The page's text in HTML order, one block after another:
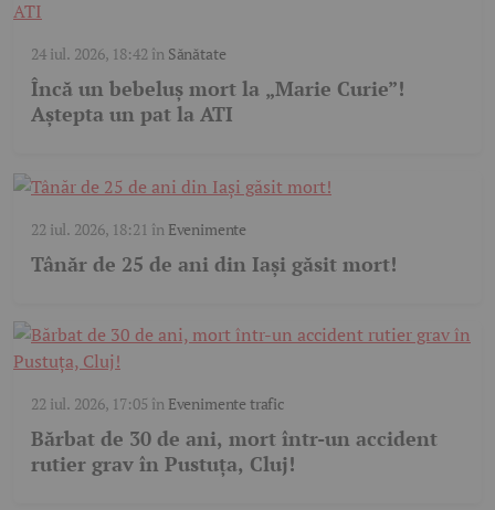
24 iul. 2026, 18:42 în Sănătate
Încă un bebeluș mort la „Marie Curie”!
Aștepta un pat la ATI
22 iul. 2026, 18:21 în Evenimente
Tânăr de 25 de ani din Iași găsit mort!
22 iul. 2026, 17:05 în Evenimente trafic
Bărbat de 30 de ani, mort într-un accident
rutier grav în Pustuța, Cluj!